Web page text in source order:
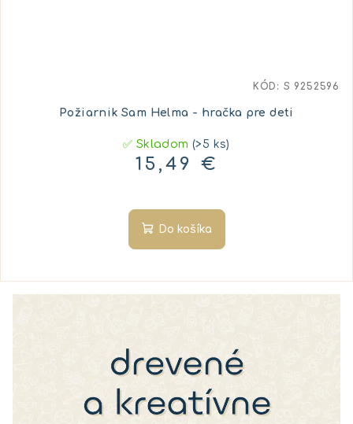
Požiarnik Sam Helma - hračka pre deti
✅ Skladom(>5 ks)
15,49 €
Do košíka
KÓD: S 9252596